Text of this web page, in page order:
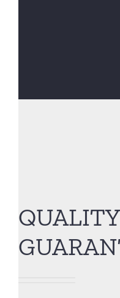
QUALITY